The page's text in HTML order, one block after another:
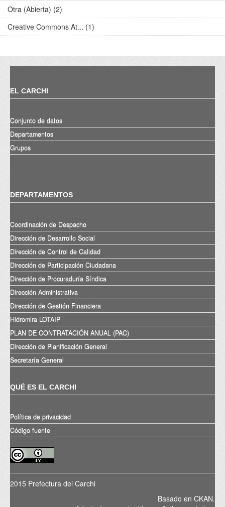
Otra (Abierta) (2)
Creative Commons At... (1)
EL CARCHI
Conjunto de datos
Departamentos
Grupos
DEPARTAMENTOS
Coordinación de Despacho
Dirección de Desarrollo Social
Dirección de Control de Calidad
Dirección de Participación Ciudadana
Dirección de Procuraduría Síndica
Dirección Administrativa
Dirección de Gestión Financiera
Hidromira LOTAIP
PLAN DE CONTRATACIÓN ANUAL (PAC)
Dirección de Planificación General
Secretaría General
QUÉ ES EL CARCHI
Política de privacidad
Código fuente
2015 Prefectura del Carchi
Basado en CKAN.